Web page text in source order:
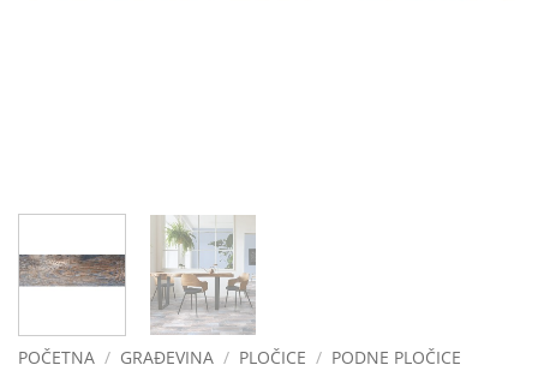
POČETNA / GRAĐEVINA / PLOČICE / PODNE PLOČICE